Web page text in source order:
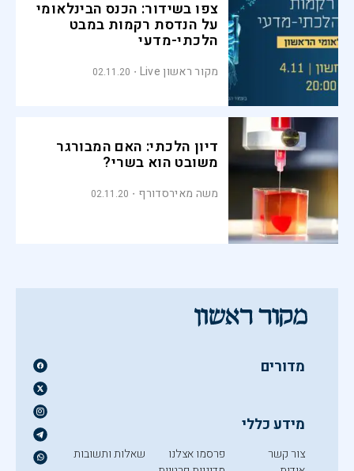
צפו בשידור: הכנס הבינלאומי
על הנדסת רקמות במבט
הלכתי-מדעי
מקור ראשון Live 02.11.20
דיון הלכתי: האם המבורגר
משובט הוא בשרי?
משה מאירסדורף 02.11.20
מדורים
מידע כללי
צור קשר
פרסמו אצלנו
שאלות ותשובות